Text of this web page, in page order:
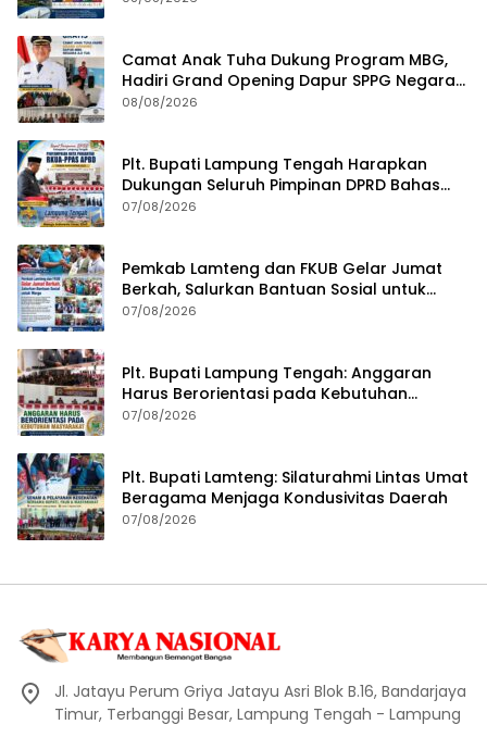
Camat Anak Tuha Dukung Program MBG,
Hadiri Grand Opening Dapur SPPG Negara
Aji Tua Lampung Tengah
08/08/2026
Plt. Bupati Lampung Tengah Harapkan
Dukungan Seluruh Pimpinan DPRD Bahas
RKUA-PPAS APBD Tahun 2027
07/08/2026
Pemkab Lamteng dan FKUB Gelar Jumat
Berkah, Salurkan Bantuan Sosial untuk
Warga
07/08/2026
Plt. Bupati Lampung Tengah: Anggaran
Harus Berorientasi pada Kebutuhan
Masyarakat
07/08/2026
Plt. Bupati Lamteng: Silaturahmi Lintas Umat
Beragama Menjaga Kondusivitas Daerah
07/08/2026
Jl. Jatayu Perum Griya Jatayu Asri Blok B.16, Bandarjaya
Timur, Terbanggi Besar, Lampung Tengah - Lampung